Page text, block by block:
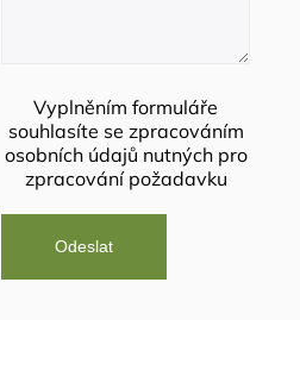
Vyplněním formuláře
souhlasíte se zpracováním
osobních údajů nutných pro
zpracování požadavku